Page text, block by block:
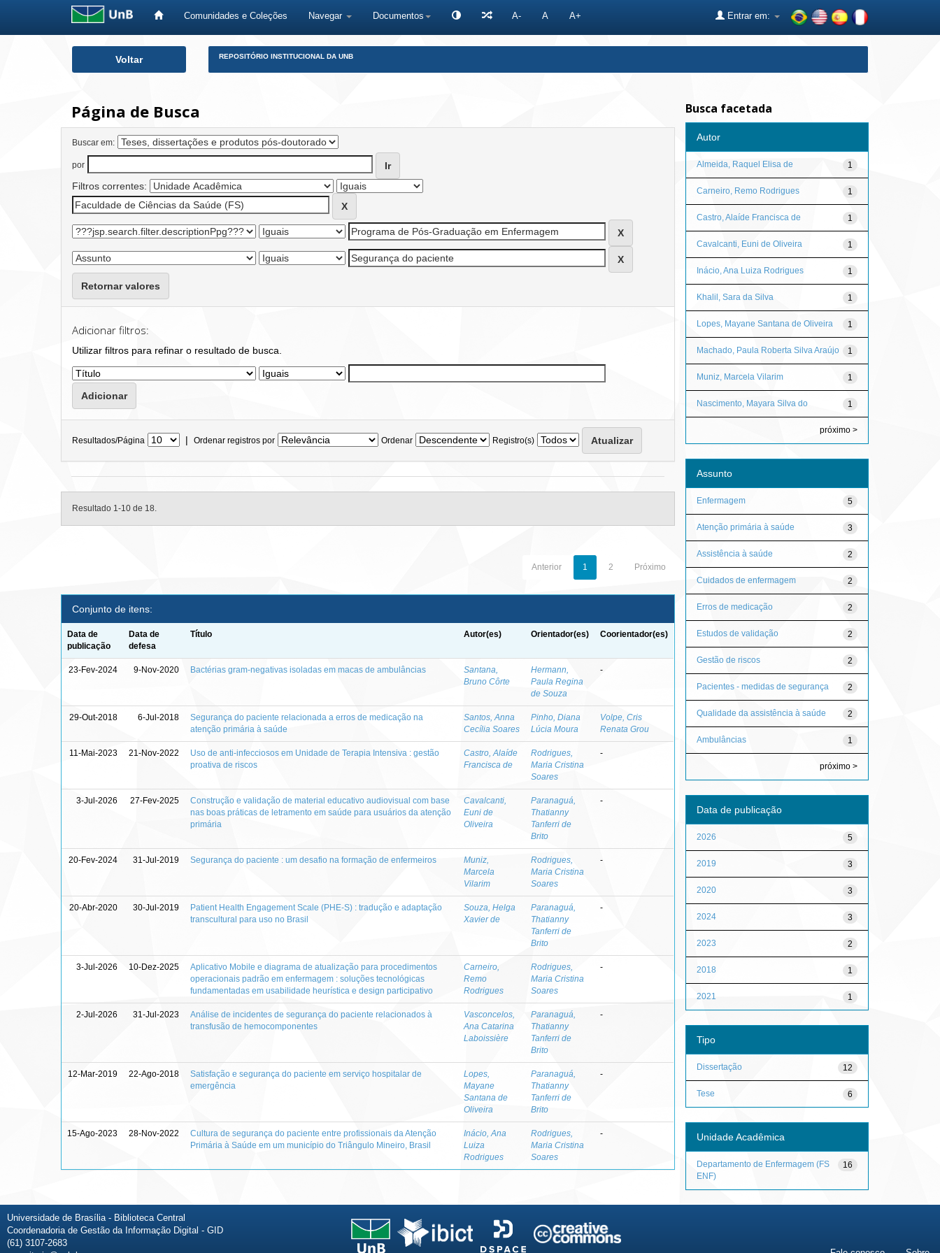
Comunidades e Coleções Navegar Documentos A- A A+ Entrar em:
Voltar REPOSITÓRIO INSTITUCIONAL DA UNB
Página de Busca
Buscar em:
por
Filtros correntes:
Retornar valores
Adicionar filtros:
Utilizar filtros para refinar o resultado de busca.
Resultados/Página | Ordenar registros por Ordenar Registro(s)
Resultado 1-10 de 18.
Anterior 1 2 Próximo
Conjunto de itens:
Data de
publicação
Data de
defesa
Título Autor(es) Orientador(es) Coorientador(es)
23-Fev-2024 9-Nov-2020 Bactérias gram-negativas isoladas em macas de ambulâncias
Santana,
Bruno Côrte
Hermann,
Paula Regina
de Souza
-
29-Out-2018 6-Jul-2018
Segurança do paciente relacionada a erros de medicação na
atenção primária à saúde
Santos, Anna
Cecília Soares
Pinho, Diana
Lúcia Moura
Volpe, Cris
Renata Grou
11-Mai-2023 21-Nov-2022
Uso de anti-infecciosos em Unidade de Terapia Intensiva : gestão
proativa de riscos
Castro, Alaíde
Francisca de
Rodrigues,
Maria Cristina
Soares
-
3-Jul-2026 27-Fev-2025
Construção e validação de material educativo audiovisual com base
nas boas práticas de letramento em saúde para usuários da atenção
primária
Cavalcanti,
Euni de
Oliveira
Paranaguá,
Thatianny
Tanferri de
Brito
-
20-Fev-2024 31-Jul-2019 Segurança do paciente : um desafio na formação de enfermeiros
Muniz,
Marcela
Vilarim
Rodrigues,
Maria Cristina
Soares
-
20-Abr-2020 30-Jul-2019
Patient Health Engagement Scale (PHE-S) : tradução e adaptação
transcultural para uso no Brasil
Souza, Helga
Xavier de
Paranaguá,
Thatianny
Tanferri de
Brito
-
3-Jul-2026 10-Dez-2025
Aplicativo Mobile e diagrama de atualização para procedimentos
operacionais padrão em enfermagem : soluções tecnológicas
fundamentadas em usabilidade heurística e design participativo
Carneiro,
Remo
Rodrigues
Rodrigues,
Maria Cristina
Soares
-
2-Jul-2026 31-Jul-2023
Análise de incidentes de segurança do paciente relacionados à
transfusão de hemocomponentes
Vasconcelos,
Ana Catarina
Laboissière
Paranaguá,
Thatianny
Tanferri de
Brito
-
12-Mar-2019 22-Ago-2018
Satisfação e segurança do paciente em serviço hospitalar de
emergência
Lopes,
Mayane
Santana de
Oliveira
Paranaguá,
Thatianny
Tanferri de
Brito
-
15-Ago-2023 28-Nov-2022
Cultura de segurança do paciente entre profissionais da Atenção
Primária à Saúde em um município do Triângulo Mineiro, Brasil
Inácio, Ana
Luiza
Rodrigues
Rodrigues,
Maria Cristina
Soares
-
Busca facetada
Autor
1
Almeida, Raquel Elisa de
1
Carneiro, Remo Rodrigues
1
Castro, Alaíde Francisca de
1
Cavalcanti, Euni de Oliveira
1
Inácio, Ana Luiza Rodrigues
1
Khalil, Sara da Silva
1
Lopes, Mayane Santana de Oliveira
1
Machado, Paula Roberta Silva Araújo
1
Muniz, Marcela Vilarim
1
Nascimento, Mayara Silva do
próximo >
Assunto
5
Enfermagem
3
Atenção primária à saúde
2
Assistência à saúde
2
Cuidados de enfermagem
2
Erros de medicação
2
Estudos de validação
2
Gestão de riscos
2
Pacientes - medidas de segurança
2
Qualidade da assistência à saúde
1
Ambulâncias
próximo >
Data de publicação
5
2026
3
2019
3
2020
3
2024
2
2023
1
2018
1
2021
Tipo
12
Dissertação
6
Tese
Unidade Acadêmica
16
Departamento de Enfermagem (FS
ENF)
Universidade de Brasília - Biblioteca Central
Coordenadoria de Gestão da Informação Digital - GID
(61) 3107-2683